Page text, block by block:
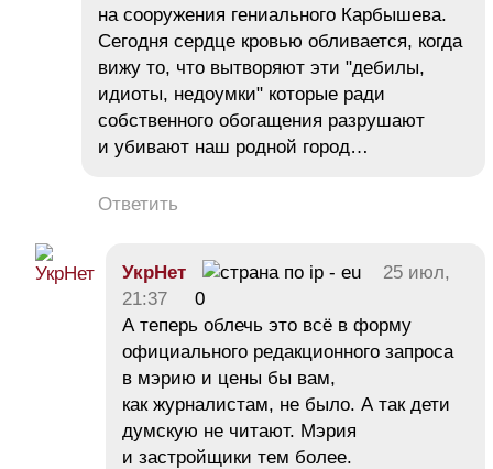
на сооружения гениального Карбышева.
Сегодня сердце кровью обливается, когда
вижу то, что вытворяют эти "дебилы,
идиоты, недоумки" которые ради
собственного обогащения разрушают
и убивают наш родной город…
Ответить
УкрНет
25 июл,
21:37
0
А теперь облечь это всё в форму
официального редакционного запроса
в мэрию и цены бы вам,
как журналистам, не было. А так дети
думскую не читают. Мэрия
и застройщики тем более.